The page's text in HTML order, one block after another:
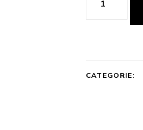
CATEGORIE: